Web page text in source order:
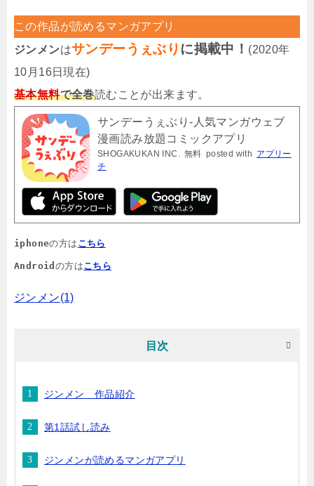
この作品が読めるマンガアプリ
ジンメンはサンデーうぇぶり に掲載中！ (2020年
10月16日現在)
基本無料で全巻読むことが出来ます。
サンデーうぇぶり-人気マンガウェブ
漫画読み放題コミックアプリ
SHOGAKUKAN INC. 無料 posted with アプリー
チ
iphoneの方は こちら
Android の方はこちら
ジンメン(1)
目次
ジンメン 作品紹介
第1話試し読み
ジンメンが読めるマンガアプリ